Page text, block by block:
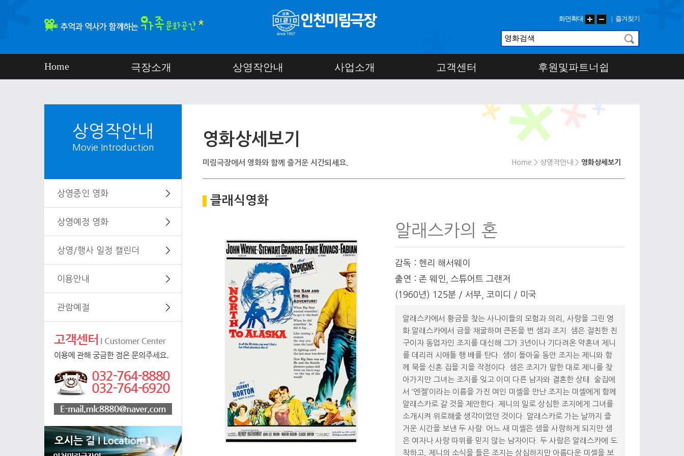
화면확대 즐겨찾기
Home 극장소개 상영작안내 사업소개 고객센터 후원및파트너쉽
상영작안내
Movie Introduction
상영중인 영화 ＞
상영예정 영화 ＞
상영/행사 일정 캘린더 ＞
이용안내 ＞
관람예절 ＞
영화상세보기
미림극장에서 영화와 함께 즐거운 시간되세요. Home > 상영작안내 > 영화상세보기
클래식영화
알래스카의 혼
감독 : 헨리 해서웨이
출연 : 존 웨인, 스튜어트 그랜저
(1960년) 125분 / 서부, 코미디 / 미국
알래스카에서 황금을 찾는 사나이들의 모험과 의리, 사랑을 그린 영
화.알래스카에서 금을 채굴하며 큰돈을 번 샘과 조지. 샘은 절친한 친
구이자 동업자인 조지를 대신해 그가 3년이나 기다려온 약혼녀 제니
를 데리러 시애틀 행 배를 탄다. 샘이 돌아올 동안 조지는 제니와 함
께 묵을 신혼 집을 지을 작정이다. 샘은 조지가 말한 대로 제니를 찾
아가지만 그녀는 조지를 잊고 이미 다른 남자와 결혼한 상태. 술집에
서 ‘엔젤’이라는 이름을 가진 여인 미셸을 만난 조지는 미셸에게 함께
알래스카로 갈 것을 제안한다. 제니의 일로 상심한 조지에게 그녀를
소개시켜 위로해줄 생각이었던 것이다. 알래스카로 가는 날까지 즐
거운 시간을 보낸 두 사람. 어느 새 미셸은 샘을 사랑하게 되지만 샘
은 여자나 사랑 따위를 믿지 않는 남자이다. 두 사람은 알래스카에 도
착하고, 제니의 소식을 들은 조지는 상심하지만 아름다운 미셸을 보